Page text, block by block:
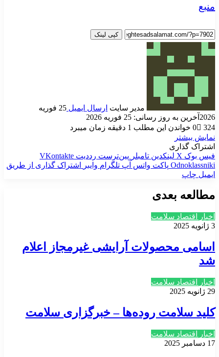
منبع
کپی لینک
مدیر سایت ارسال ایمیل
25 فوریه
2026 آخرین به روز رسانی: 25 فوریه 2026
0
324
خواندن این مطلب 1 دقیقه زمان میبرد
نمایش بیشتر
اشتراک گذاری
فیس بوک X لینکدین ‫تامبلر ‫پین‌ترست ‫رددیت ‫VKontakte
‫Odnoklassniki پاکت واتس آپ تلگرام وایبر
اشتراک گذاری از طریق
ایمیل چاپ
مطالعه بعدی
اخبار اقتصاد سلامت
3 ژانویه 2025
اسامی محصولات آرایشی غیرمجاز اعلام
شد
اخبار اقتصاد سلامت
29 ژانویه 2025
کلید سلامت روده‌ها – خبرگزاری سلامت
اخبار اقتصاد سلامت
17 دسامبر 2025